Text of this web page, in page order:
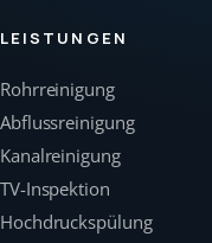
LEISTUNGEN
Rohrreinigung
Abflussreinigung
Kanalreinigung
TV-Inspektion
Hochdruckspülung